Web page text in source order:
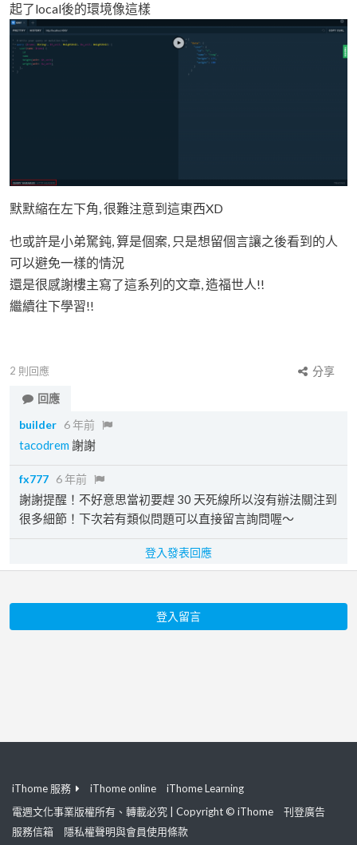
起了local後的環境像這樣
默默縮在左下角, 很難注意到這東西XD
也或許是小弟駑鈍, 算是個案, 只是想留個言讓之後看到的人
可以避免一樣的情況
還是很感謝樓主寫了這系列的文章, 造福世人!!
繼續往下學習!!
2 則回應
分享
回應
builder 6 年前
tacodrem 謝謝
fx777 6 年前
謝謝提醒！不好意思當初要趕 30 天死線所以沒有辦法關注到
很多細節！下次若有類似問題可以直接留言詢問喔～
登入發表回應
登入留言
iThome 服務 iThome online
iThome Learning
電週文化事業版權所有、轉載必究 | Copyright © iThome
刊登廣告
服務信箱
隱私權聲明與會員使用條款